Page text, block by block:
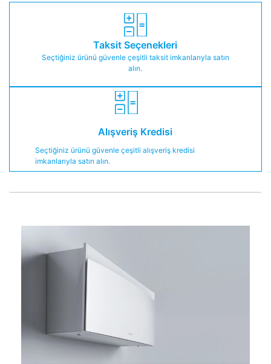
Taksit Seçenekleri
Seçtiğiniz ürünü güvenle çeşitli taksit imkanlarıyla satın
alın.
Alışveriş Kredisi
Seçtiğiniz ürünü güvenle çeşitli alışveriş kredisi
imkanlarıyla satın alın.